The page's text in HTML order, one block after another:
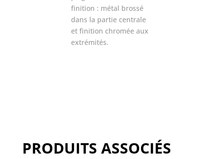
finition : métal brossé
dans la partie centrale
et finition chromée aux
extrémités.
PRODUITS ASSOCIÉS